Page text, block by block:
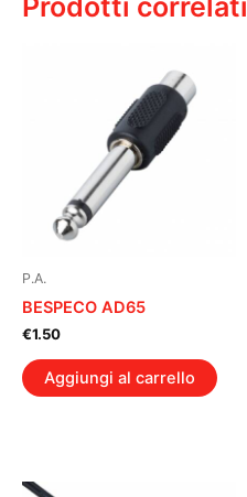
P.A.
BESPECO AD65
€1.50
Aggiungi al carrello